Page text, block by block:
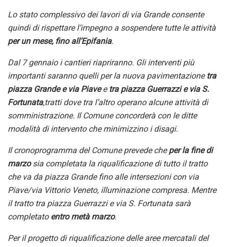
Lo statocomplessivodei lavoridi via Grandeconsente
quindi di rispettare l’impegno a sospendere tutte le attività
per un mese, fino all’Epifania.
Dal 7 gennaio i cantieririapriranno. Gliinterventipiù
importantisarannoquelli per la nuova pavimentazione tra
piazza Grande e via Piave e tra piazza Guerrazzi evia S.
Fortunata,trattidove tra l’altro operanoalcuneattività di
somministrazione. Il Comune concorderà con le ditte
modalità di intervento che minimizzino i disagi.
Il cronoprogramma del Comune prevede cheper la fine di
marzosia completata la riqualificazione ditutto il tratto
che va da piazza Grande fino alle intersezioni con via
Piave/via Vittorio Veneto, illuminazione compresa. Mentre
il tratto tra piazza Guerrazzi e via S. Fortunata sarà
completatoentro metà marzo.
Perilprogetto di riqualificazione delle aree mercatali del